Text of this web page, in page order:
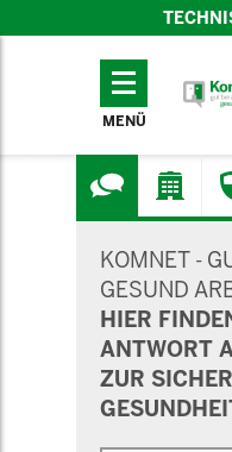
TECHNISCHES
MENÜ
KOMNET -
GESUND
HIER
ANTWORT
ZUR